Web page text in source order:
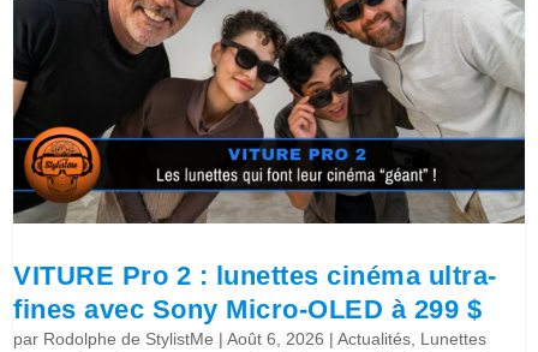
VITURE Pro 2 : lunettes cinéma ultra-
fines avec Sony Micro-OLED à 299 $
par Rodolphe de StylistMe |Août 6, 2026 |Actualités Lunettes